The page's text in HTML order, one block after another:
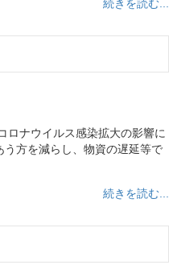
続きを読む...
ロナウイルス感染拡大の影響に
方を減らし、物資の遅延等で
続きを読む...